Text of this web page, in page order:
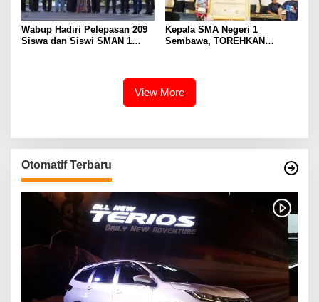
Wabup Hadiri Pelepasan 209
Siswa dan Siswi SMAN 1
Kepala SMA Negeri 1
Sembawa, TOREHKAN
View More
Otomatif Terbaru